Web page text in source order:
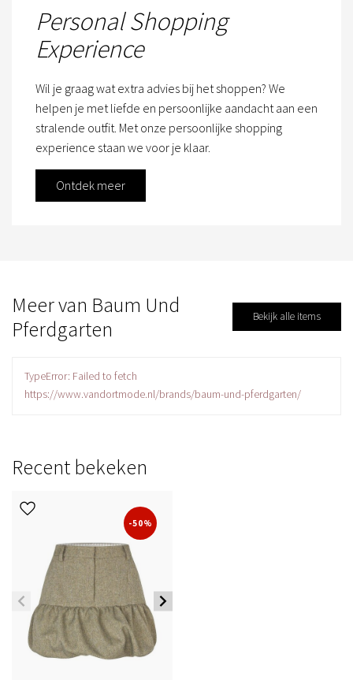
Personal Shopping
Experience
Wil je graag wat extra advies bij het shoppen? We
helpen je met liefde en persoonlijke aandacht aan een
stralende outfit. Met onze persoonlijke shopping
experience staan we voor je klaar.
Ontdek meer
Meer van Baum Und
Pferdgarten
Bekijk alle items
TypeError: Failed to fetch
https://www.vandortmode.nl/brands/baum-und-pferdgarten/
Recent bekeken
-50%